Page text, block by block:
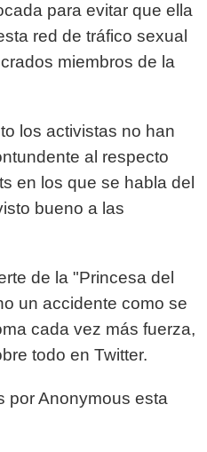
para evitar que ella
red de tráfico sexual
miembros de la
los activistas no han
al respecto
en los que se habla del
bueno a las
de la "Princesa del
un accidente como se
cada vez más fuerza,
todo en Twitter.
por Anonymous esta